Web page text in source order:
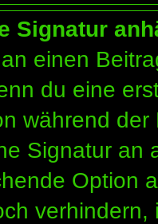
Signatur
einen
du eine
während
Signatur an
Option